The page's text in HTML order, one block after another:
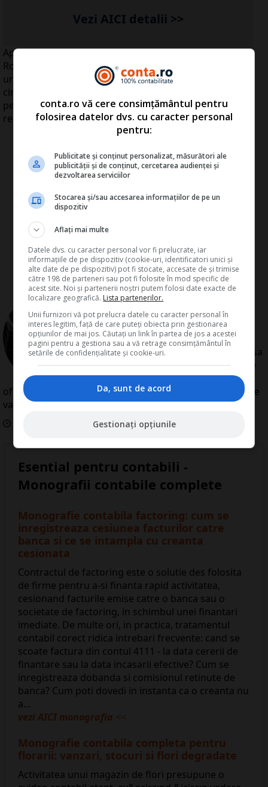
Vezi AICI detalii >>
Aproape jumătate dintre managerii companiilor din
România cred că vor avea afaceri în urcare în
următorul an, şi pun din nou accent pe dezvoltare, iar
circa 70% dintre aceştia văd ca principală ameninţare
pentru firmele pe care le conduc creşterea fiscalităţii,
reiese dintr-un studiu al PwC.
deRedactia Conta
Redactia Conta este alcatuita din
autori cu experienta dovedita pe
domenii precum contabilitate si
fiscalitate. Colectivul si-a propus sa
creeze continut interesant si bine
documentat pentru cititori. Va
oferim solutii utile pentru orice dilema legislativa cu care
va confruntati.
31Martie2011
Esential pentru contabili -
Monografii contabile complete
Monografie contabila factoring: cum se
inregistreaza cesiunea facturilor catre
banca si ce se intampla cu creanta
cesionata
Contractul de factoring este o solutie des folosita
de firme pentru a-si finanta rapid activitatea,
cesionand facturile emise catre o banca sau o
societate de factoring, in schimbul unei finantari
imediate. De multe ori, in practica, tratamentul
contabil corect ridica intrebari frecvente: cand se
scoate factura din contul 4111 - la data cererii de
finantare sau la data incasarii efective? Cum se
inregistreaza dobanda si comisionul retinute de
banca? Cum poti dovedi in instanta ca o creanta nu
a...
vezi AICI monografia <<
Monografie contabila completa pentru
florarii: vanzari, stocuri si flori degradate
Activitatea unui magazin de flori presupune o
conta.ro vă cere consimțământul pentru
folosirea datelor dvs. cu caracter personal
pentru:
Publicitate și conținut personalizat, măsurători ale
publicității și de conținut, cercetarea audienței și
dezvoltarea serviciilor
Stocarea și/sau accesarea informațiilor de pe un
dispozitiv
Aflați mai multe
Datele dvs. cu caracter personal vor fi prelucrate, iar
informațiile de pe dispozitiv (cookie-uri, identificatori unici și
alte date de pe dispozitiv) pot fi stocate, accesate de și trimise
către 198 de parteneri sau pot fi folosite în mod specific de
acest site. Noi și partenerii noștri putem folosi date exacte de
localizare geografică. Lista partenerilor.
Unii furnizori vă pot prelucra datele cu caracter personal în
interes legitim, față de care puteți obiecta prin gestionarea
opțiunilor de mai jos. Căutați un link în partea de jos a acestei
pagini pentru a gestiona sau a vă retrage consimțământul în
setările de confidențialitate și cookie-uri.
Da, sunt de acord
Gestionați opțiunile